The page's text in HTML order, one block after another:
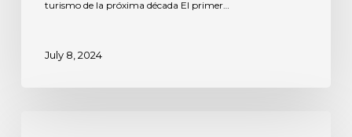
turismo de la próxima década El primer…
July 8, 2024